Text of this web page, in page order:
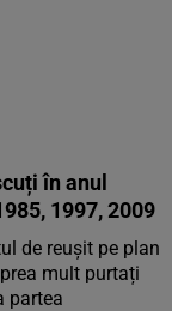
în anul
1997, 2009
de reușit pe plan
mult purtați
partea